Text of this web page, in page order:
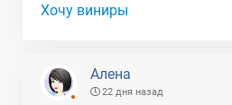
Хочу виниры
Алена
22 дня назад